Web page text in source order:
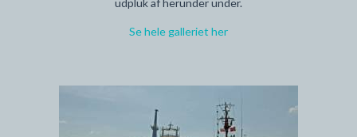
udpluk af herunder under.
Se hele galleriet her